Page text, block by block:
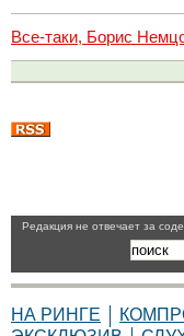
Все-таки, Борис
Pедакция не отвечает за
НА РИНГЕ